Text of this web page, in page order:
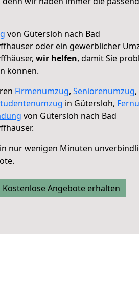
von Gütersloh nach Bad
oder ein gewerblicher
wir helfen, damit Sie
können.
Firmenumzug, Seniorenumzug,
in Gütersloh,
von Gütersloh nach Bad
in nur wenigen Minuten
Kostenlose Angebote erhalten